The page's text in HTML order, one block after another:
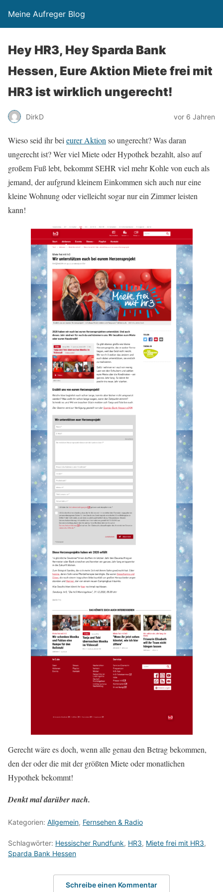
Meine Aufreger Blog
Hey HR3, Hey Sparda Bank
Hessen, Eure Aktion Miete frei mit
HR3 ist wirklich ungerecht!
DirkD vor 6 Jahren
Wieso seid ihr bei eurer Aktion so ungerecht? Was daran
ungerecht ist? Wer viel Miete oder Hypothek bezahlt, also auf
großem Fuß lebt, bekommt SEHR viel mehr Kohle von euch als
jemand, der aufgrund kleinem Einkommen sich auch nur eine
kleine Wohnung oder vielleicht sogar nur ein Zimmer leisten
kann!
Gerecht wäre es doch, wenn alle genau den Betrag bekommen,
den der oder die mit der größten Miete oder monatlichen
Hypothek bekommt!
Denkt mal darüber nach.
Kategorien: Allgemein, Fernsehen & Radio
Schlagwörter: Hessischer Rundfunk, HR3, Miete frei mit HR3,
Sparda Bank Hessen
Schreibe einen Kommentar